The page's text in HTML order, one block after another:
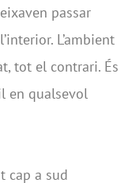
passar
L’ambient
tot el contrari. És
en qualsevol
cap a sud